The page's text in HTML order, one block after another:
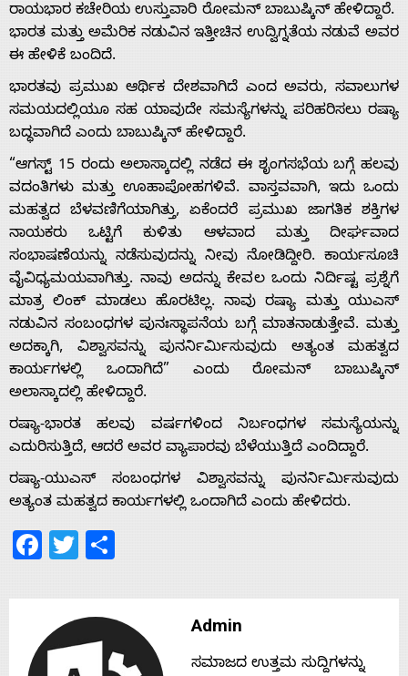
Home
About
Us
Advertise
With
Contact
ರಾಯಭಾರ ಕಚೇರಿಯ ಉಸ್ತುವಾರಿ ರೋಮನ್ ಬಾಬುಷ್ಕಿನ್ ಹೇಳಿದ್ದಾರೆ.
ಭಾರತ ಮತ್ತು ಅಮೆರಿಕ ನಡುವಿನ ಇತ್ತೀಚಿನ ಉದ್ವಿಗ್ನತೆಯ ನಡುವೆ ಅವರ
ಈ ಹೇಳಿಕೆ ಬಂದಿದೆ.
ಭಾರತವು ಪ್ರಮುಖ ಆರ್ಥಿಕ ದೇಶವಾಗಿದೆ ಎಂದ ಅವರು, ಸವಾಲುಗಳ
ಸಮಯದಲ್ಲಿಯೂ ಸಹ ಯಾವುದೇ ಸಮಸ್ಯೆಗಳನ್ನು ಪರಿಹರಿಸಲು ರಷ್ಯಾ
ಬದ್ಧವಾಗಿದೆ ಎಂದು ಬಾಬುಷ್ಕಿನ್ ಹೇಳಿದ್ದಾರೆ.
“ಆಗಸ್ಟ್ 15 ರಂದು ಅಲಾಸ್ಕಾದಲ್ಲಿ ನಡೆದ ಈ ಶೃಂಗಸಭೆಯ ಬಗ್ಗೆ ಹಲವು
ವದಂತಿಗಳು ಮತ್ತು ಊಹಾಪೋಹಗಳಿವೆ. ವಾಸ್ತವವಾಗಿ, ಇದು ಒಂದು
ಮಹತ್ವದ ಬೆಳವಣಿಗೆಯಾಗಿತ್ತು, ಏಕೆಂದರೆ ಪ್ರಮುಖ ಜಾಗತಿಕ ಶಕ್ತಿಗಳ
ನಾಯಕರು ಒಟ್ಟಿಗೆ ಕುಳಿತು ಆಳವಾದ ಮತ್ತು ದೀರ್ಘವಾದ
ಸಂಭಾಷಣೆಯನ್ನು ನಡೆಸುವುದನ್ನು ನೀವು ನೋಡಿದ್ದೀರಿ. ಕಾರ್ಯಸೂಚಿ
ವೈವಿಧ್ಯಮಯವಾಗಿತ್ತು. ನಾವು ಅದನ್ನು ಕೇವಲ ಒಂದು ನಿರ್ದಿಷ್ಟ ಪ್ರಶ್ನೆಗೆ
ಮಾತ್ರ ಲಿಂಕ್ ಮಾಡಲು ಹೊರಟಿಲ್ಲ. ನಾವು ರಷ್ಯಾ ಮತ್ತು ಯುಎಸ್
ನಡುವಿನ ಸಂಬಂಧಗಳ ಪುನಃಸ್ಥಾಪನೆಯ ಬಗ್ಗೆ ಮಾತನಾಡುತ್ತೇವೆ. ಮತ್ತು
ಅದಕ್ಕಾಗಿ, ವಿಶ್ವಾಸವನ್ನು ಪುನರ್ನಿರ್ಮಿಸುವುದು ಅತ್ಯಂತ ಮಹತ್ವದ
ಕಾರ್ಯಗಳಲ್ಲಿ ಒಂದಾಗಿದೆ” ಎಂದು ರೋಮನ್ ಬಾಬುಷ್ಕಿನ್
ಅಲಾಸ್ಕಾದಲ್ಲಿ ಹೇಳಿದ್ದಾರೆ.
ರಷ್ಯಾ-ಭಾರತ ಹಲವು ವರ್ಷಗಳಿಂದ ನಿರ್ಬಂಧಗಳ ಸಮಸ್ಯೆಯನ್ನು
ಎದುರಿಸುತ್ತಿದೆ, ಆದರೆ ಅವರ ವ್ಯಾಪಾರವು ಬೆಳೆಯುತ್ತಿದೆ ಎಂದಿದ್ದಾರೆ.
ರಷ್ಯಾ-ಯುಎಸ್ ಸಂಬಂಧಗಳ ವಿಶ್ವಾಸವನ್ನು ಪುನರ್ನಿರ್ಮಿಸುವುದು
ಅತ್ಯಂತ ಮಹತ್ವದ ಕಾರ್ಯಗಳಲ್ಲಿ ಒಂದಾಗಿದೆ ಎಂದು ಹೇಳಿದರು.
Facebook
Twitter
Admin
ಸಮಾಜದ ಉತ್ತಮ ಸುದ್ದಿಗಳನ್ನು